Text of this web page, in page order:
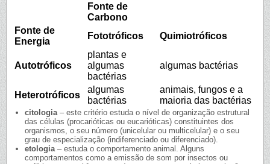
Fonte de
Carbono
Fonte de
Energia
Fototróficos Quimiotróficos
Autotróficos
plantas e
algumas
bactérias
algumas bactérias
Heterotróficos
algumas
bactérias
animais, fungos e a
maioria das bactérias
citologia – este critério estuda o nível de organização estrutural
das células (procarióticas ou eucarióticas) constituintes dos
organismos, o seu número (unicelular ou multicelular) e o seu
grau de especialização (indiferenciado ou diferenciado).
etologia – estuda o comportamento animal. Alguns
comportamentos como a emissão de som por insectos ou